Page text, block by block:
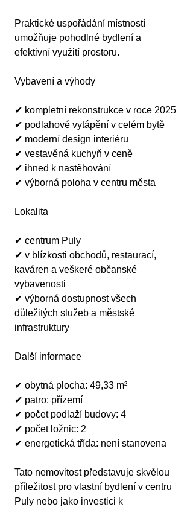
Praktické uspořádání místností
umožňuje pohodlné bydlení a
efektivní využití prostoru.
Vybavení a výhody
✔ kompletní rekonstrukce v roce 2025
✔ podlahové vytápění v celém bytě
✔ moderní design interiéru
✔ vestavěná kuchyň v ceně
✔ ihned k nastěhování
✔ výborná poloha v centru města
Lokalita
✔ centrum Puly
✔ v blízkosti obchodů, restaurací,
kaváren a veškeré občanské
vybavenosti
✔ výborná dostupnost všech
důležitých služeb a městské
infrastruktury
Další informace
✔ obytná plocha: 49,33 m²
✔ patro: přízemí
✔ počet podlaží budovy: 4
✔ počet ložnic: 2
✔ energetická třída: není stanovena
Tato nemovitost představuje skvělou
příležitost pro vlastní bydlení v centru
Puly nebo jako investici k